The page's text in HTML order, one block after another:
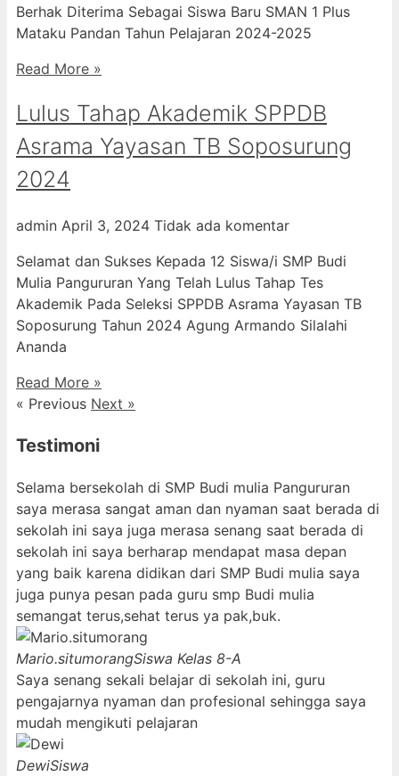
Berhak Diterima Sebagai Siswa Baru SMAN 1 Plus
Mataku Pandan Tahun Pelajaran 2024-2025
Read More »
Lulus Tahap Akademik SPPDB
Asrama Yayasan TB Soposurung
2024
admin April 3, 2024 Tidak ada komentar
Selamat dan Sukses Kepada 12 Siswa/i SMP Budi
Mulia Pangururan Yang Telah Lulus Tahap Tes
Akademik Pada Seleksi SPPDB Asrama Yayasan TB
Soposurung Tahun 2024 Agung Armando Silalahi
⁠Ananda
Read More »
« Previous Next »
Testimoni
Selama bersekolah di SMP Budi mulia Pangururan
saya merasa sangat aman dan nyaman saat berada di
sekolah ini saya juga merasa senang saat berada di
sekolah ini saya berharap mendapat masa depan
yang baik karena didikan dari SMP Budi mulia saya
juga punya pesan pada guru smp Budi mulia
semangat terus,sehat terus ya pak,buk.
Mario.situmorangSiswa Kelas 8-A
Saya senang sekali belajar di sekolah ini, guru
pengajarnya nyaman dan profesional sehingga saya
mudah mengikuti pelajaran
DewiSiswa